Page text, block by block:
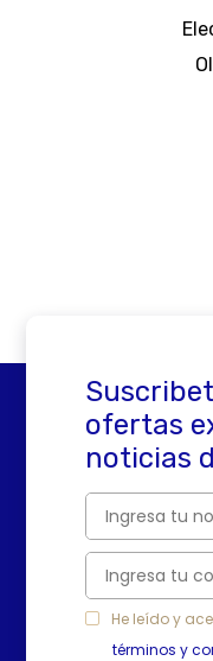
ofertas
noticias
He leído y
términos y